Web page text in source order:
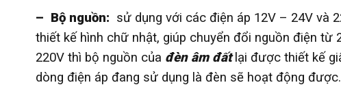
– Bộ nguồn: sử dụng với các điện áp 12V – 24V và
thiết kế hình chữ nhật, giúp chuyển đổi nguồn điện từ
220V thì bộ nguồn của đèn âm đấtlại được thiết kế
dòng điện áp đang sử dụng là đèn sẽ hoạt động